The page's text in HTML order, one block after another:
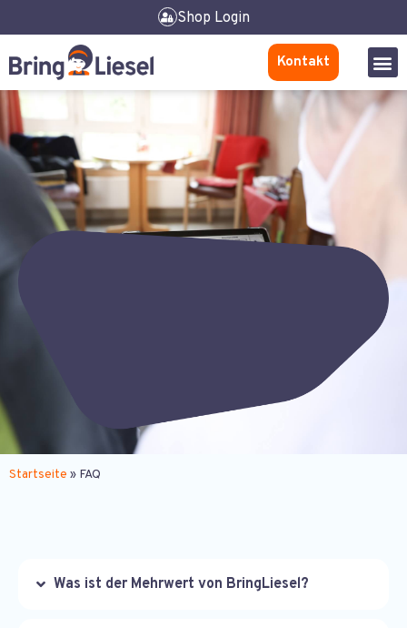
Shop Login
Kontakt
Häufige Fragen
Startseite » FAQ
Was ist der Mehrwert von BringLiesel?